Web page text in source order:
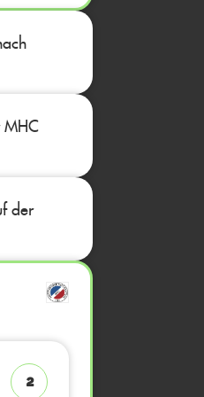
MHC
der
2